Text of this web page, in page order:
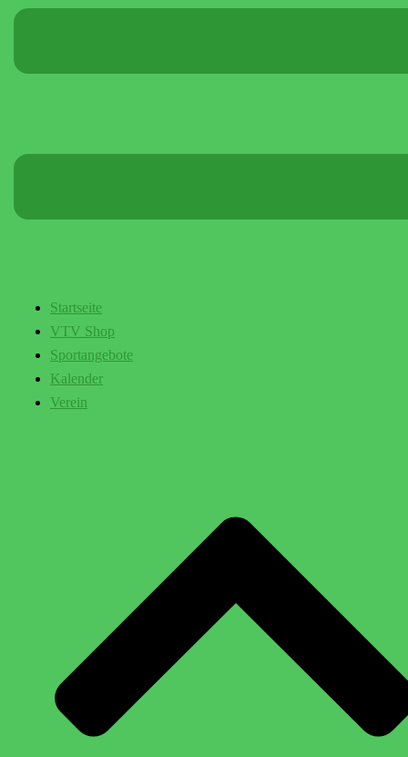
Startseite
VTV Shop
Sportangebote
Kalender
Verein